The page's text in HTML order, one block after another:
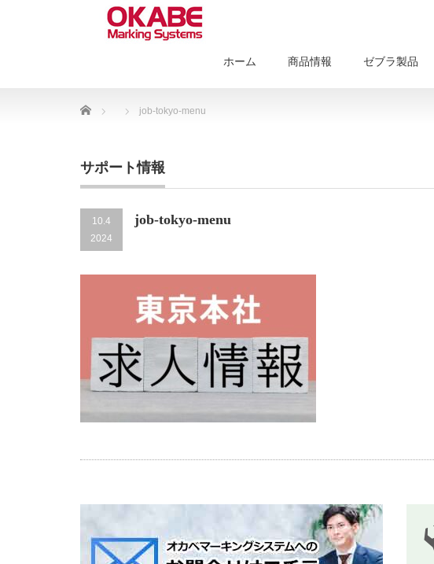
ホーム 商品情報 ゼブラ製品
Home job-tokyo-menu
サポート情報
10.4
2024
job-tokyo-menu